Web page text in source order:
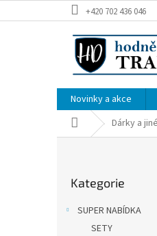
na
+420 702 436 046
Novinky a akce
Domů Dárky a jiné
kategorie
Kategorie
SUPER NABÍDKA
SETY